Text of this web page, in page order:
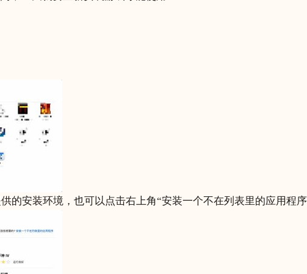
的安装环境，也可以点击右上角“安装一个不在列表里的应用程